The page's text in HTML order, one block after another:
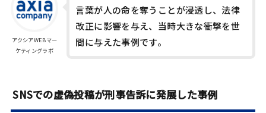
アクシアWEBマー
ケティングラボ
言葉が人の命を奪うことが浸透し、法律
改正に影響を与え、当時大きな衝撃を世
間に与えた事例です。
SNSでの虚偽投稿が刑事告訴に発展した事例